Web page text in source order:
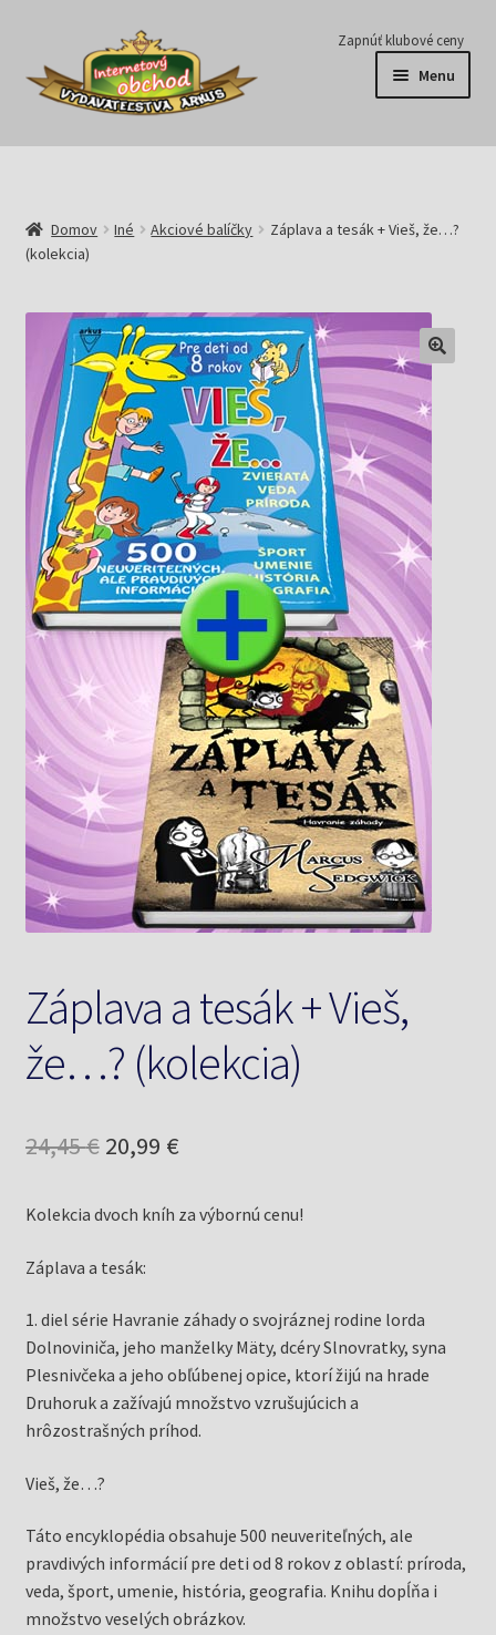
Preskočiť
navigáciu
Preskočiť
obsah
Zapnúť klubové ceny
Menu
Série
E-knihy
Predplatné
Pripravujeme
Pre školy
Knižný klub
Kontakt
Domov Iné Akciové balíčky
Záplava a tesák + Vieš, že…?
(kolekcia)
Záplava a tesák + Vieš,
že…? (kolekcia)
24,45€ Pôvodná
bola:
24,45 €.
20,99 €Aktuálna
je:
Kolekcia dvoch kníh za výbornú cenu!
Záplava a tesák:
1. diel série Havranie záhady o svojráznej rodine lorda
Dolnoviniča, jeho manželky Mäty, dcéry Slnovratky, syna
Plesnivčeka a jeho obľúbenej opice, ktorí žijú na hrade
Druhoruk a zažívajú množstvo vzrušujúcich a
hrôzostrašných príhod.
Vieš, že…?
Táto encyklopédia obsahuje 500 neuveriteľných, ale
pravdivých informácií pre deti od 8 rokov z oblastí: príroda,
veda, šport, umenie, história, geografia. Knihu dopĺňa i
množstvo veselých obrázkov.